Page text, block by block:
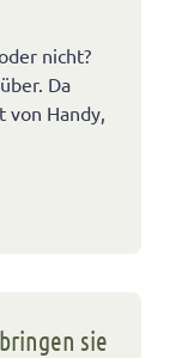
nicht?
Da
von Handy,
sie